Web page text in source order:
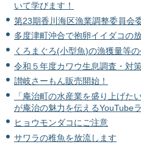
いて学びます！
第23期香川海区漁業調整委員会
多度津町沖合で抱卵イイダコの
くろまぐろ(小型魚)の漁獲量等
令和５年度カワウ生息調査・対
讃岐さーもん販売開始！
「庵治町の水産業を盛り上げた
が庵治の魅力を伝えるYouTube
ヒョウモンダコにご注意
サワラの稚魚を放流します